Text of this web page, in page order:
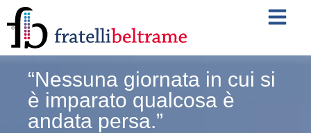
contenuto
“Nessuna giornata in cui si
è imparato qualcosa è
andata persa.”